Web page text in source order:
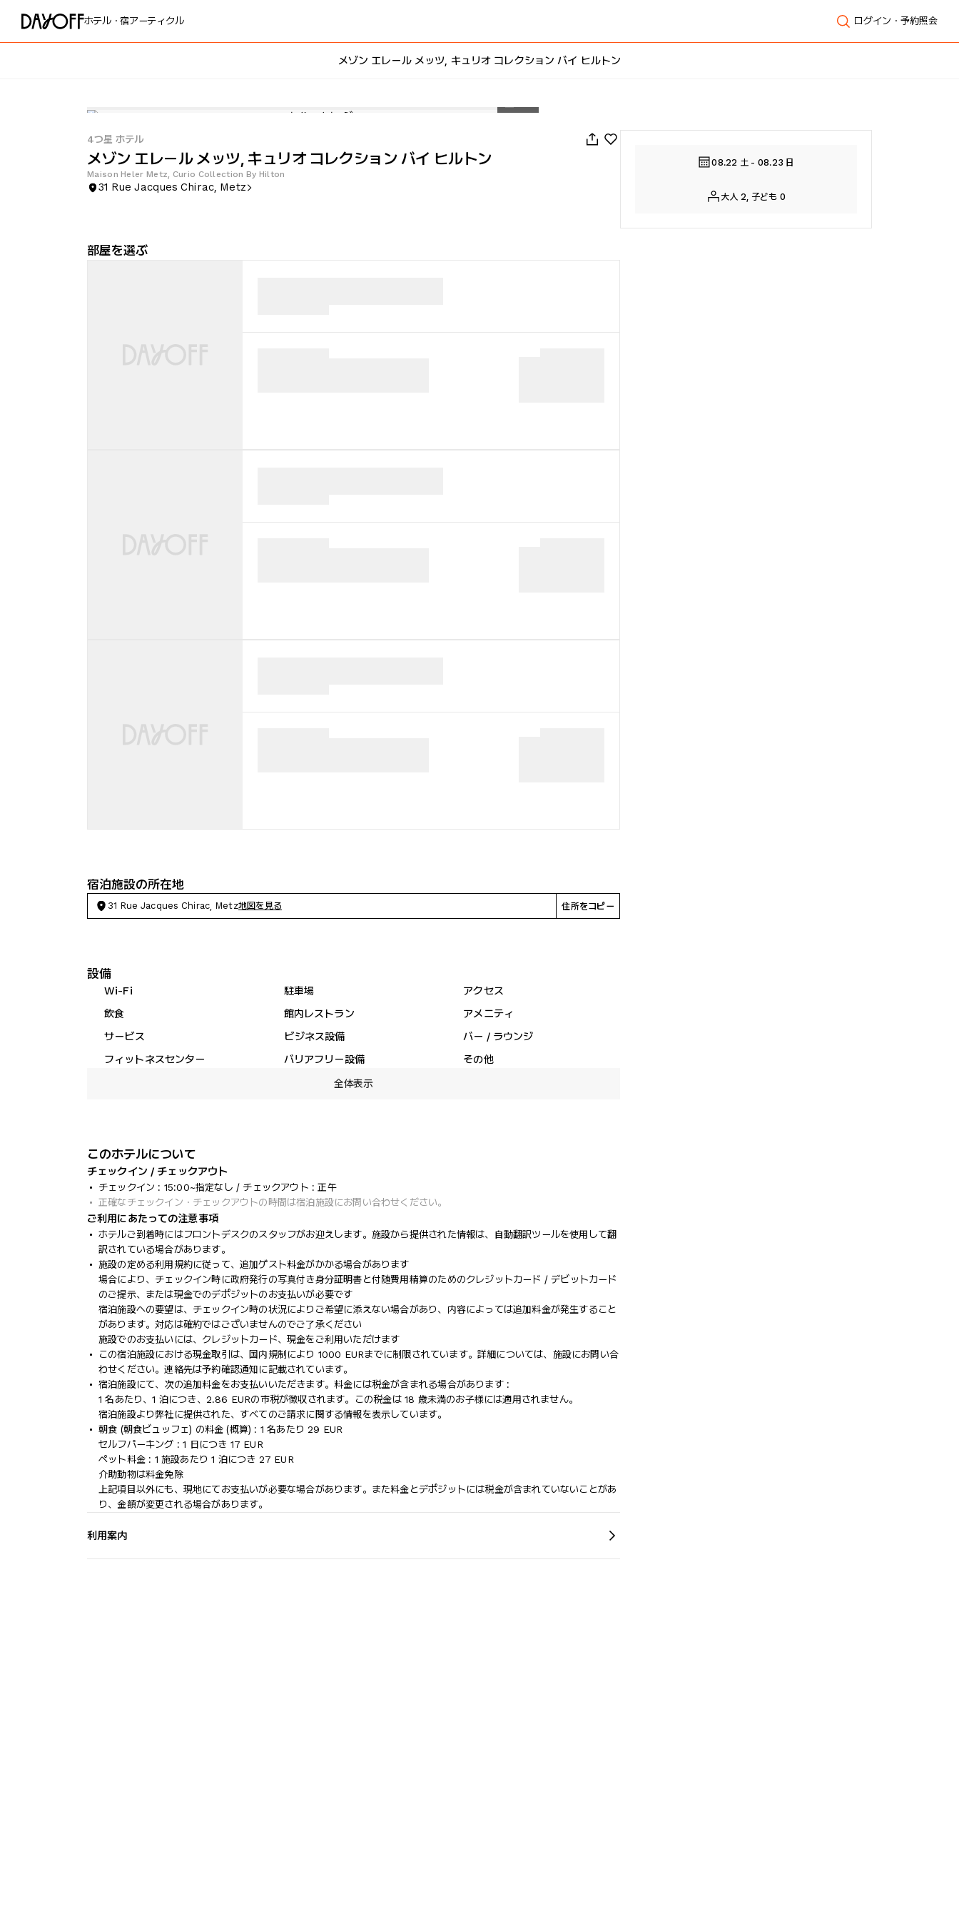
ホテル・宿アーティクル ログイン・予約照会
メゾン エレール メッツ, キュリオ コレクション バイ ヒルトン
4つ星 ホテル
メゾン エレール メッツ, キュリオ コレクション バイ ヒルトン
Maison Heler Metz, Curio Collection By Hilton
31 Rue Jacques Chirac, Metz
部屋を選ぶ
宿泊施設の所在地
31 Rue Jacques Chirac, Metz地図を見る 住所をコピー
設備
Wi-Fi 駐車場
アクセス
飲食
館内レストラン
アメニティ
サービス
ビジネス設備
バー / ラウンジ
フィットネスセンター
バリアフリー設備
その他
全体表示
このホテルについて
チェックイン / チェックアウト
チェックイン : 15:00~指定なし / チェックアウト : 正午
正確なチェックイン・チェックアウトの時間は宿泊施設にお問い合わせください。
ご利用にあたっての注意事項
ホテルご到着時にはフロントデスクのスタッフがお迎えします。施設から提供された情報は、自動翻訳ツールを使用して翻
訳されている場合があります。
施設の定める利用規約に従って、追加ゲスト料金がかかる場合があります
場合により、チェックイン時に政府発行の写真付き身分証明書と付随費用精算のためのクレジットカード / デビットカード
のご提示、または現金でのデポジットのお支払いが必要です
宿泊施設への要望は、チェックイン時の状況によりご希望に添えない場合があり、内容によっては追加料金が発生すること
があります。対応は確約ではございませんのでご了承ください
施設でのお支払いには、クレジットカード、現金をご利用いただけます
この宿泊施設における現金取引は、国内規制により 1000 EURまでに制限されています。詳細については、施設にお問い合
わせください。連絡先は予約確認通知に記載されています。
宿泊施設にて、次の追加料金をお支払いいただきます。料金には税金が含まれる場合があります :
1 名あたり、1 泊につき、2.86 EURの市税が徴収されます。この税金は 18 歳未満のお子様には適用されません。
宿泊施設より弊社に提供された、すべてのご請求に関する情報を表示しています。
朝食 (朝食ビュッフェ) の料金 (概算) : 1 名あたり 29 EUR
セルフパーキング : 1 日につき 17 EUR
ペット料金 : 1 施設あたり 1 泊につき 27 EUR
介助動物は料金免除
上記項目以外にも、現地にてお支払いが必要な場合があります。また料金とデポジットには税金が含まれていないことがあ
り、金額が変更される場合があります。
利用案内
08.22 土 - 08.23 日
大人 2, 子ども 0